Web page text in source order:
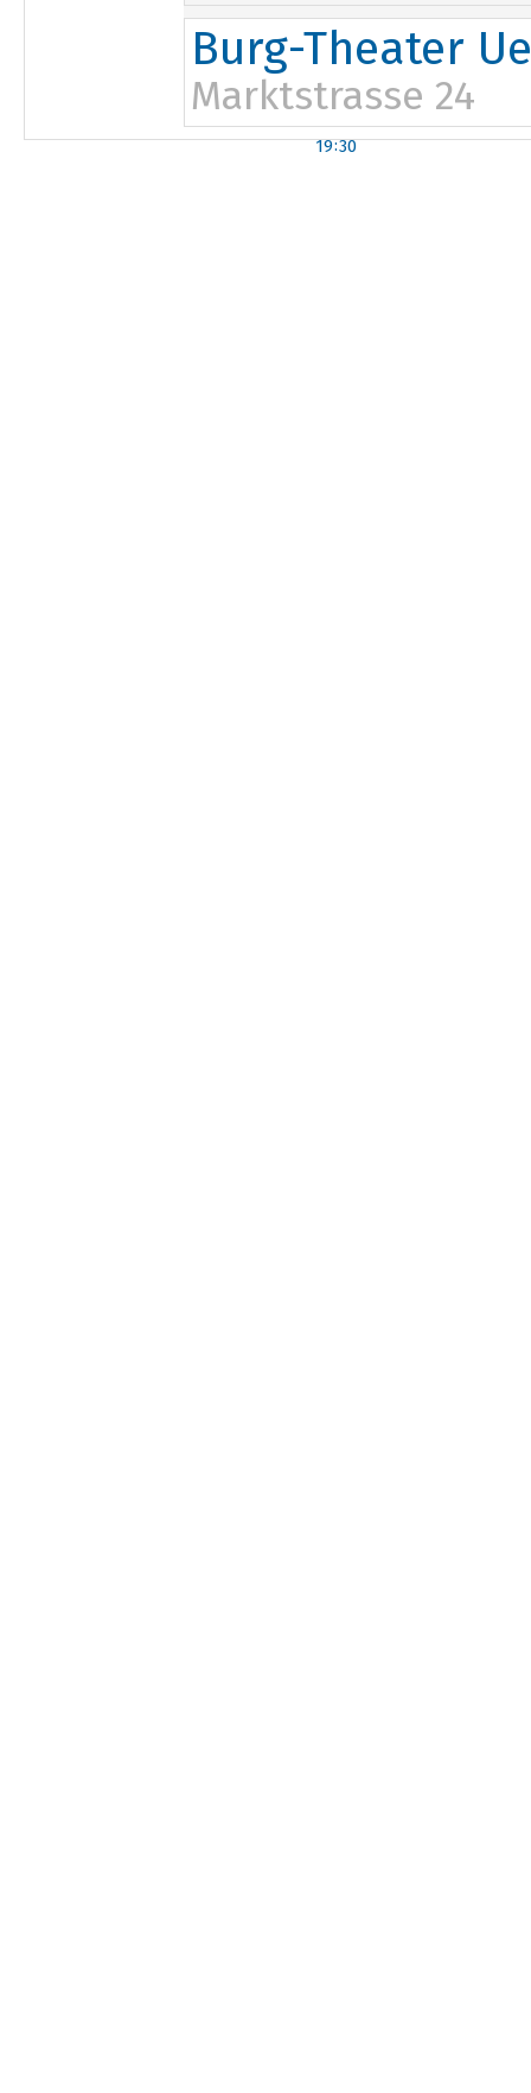
Burg-Theater
Marktstrasse 24
19:30